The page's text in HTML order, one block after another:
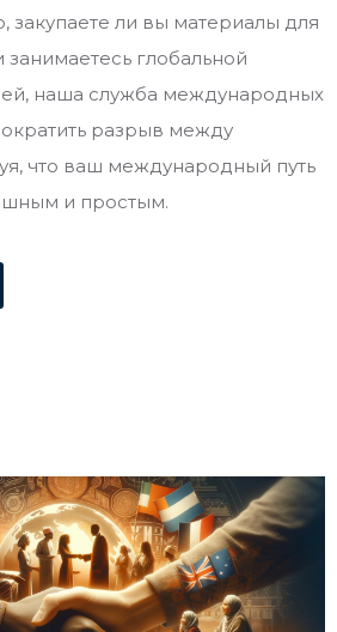
закупаете ли вы материалы для
занимаетесь глобальной
наша служба международных
разрыв между
что ваш международный путь
и простым.